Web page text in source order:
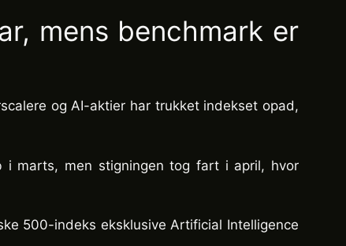
mens benchmark er
og AI-aktier har trukket indekset opad,
i marts, men stigningen tog fart i april, hvor
500-indeks eksklusive Artificial Intelligence